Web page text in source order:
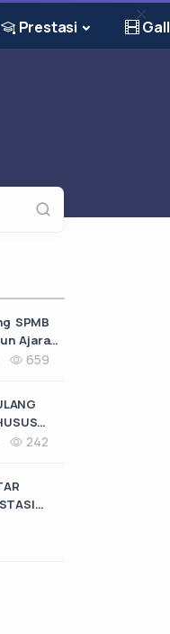
Prestasi
SPMB
Ajaran
659
242
TAHUN